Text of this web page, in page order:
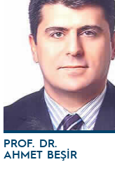
PROF. DR.
AHMET BEŞİR